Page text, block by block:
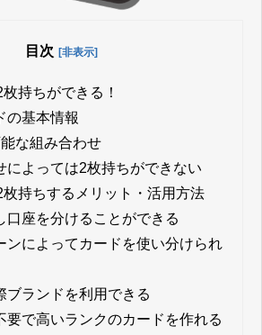
目次 [非表示]
持ちができる！
の基本情報
な組み合わせ
によっては2枚持ちができない
持ちするメリット・活用方法
口座を分けることができる
ンによってカードを使い分けられ
ブランドを利用できる
要で高いランクのカードを作れる